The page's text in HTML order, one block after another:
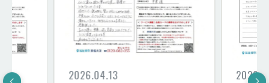
2026.04.13